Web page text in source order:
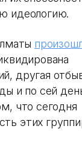
идеологию.
другая
и по сей
что сегодня
этих